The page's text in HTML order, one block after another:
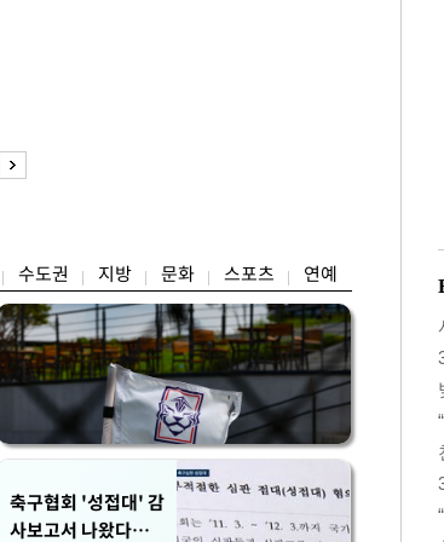
수도권 지방 문화 스포츠 연예
축구협회 '성접대' 감
사보고서 나왔다…